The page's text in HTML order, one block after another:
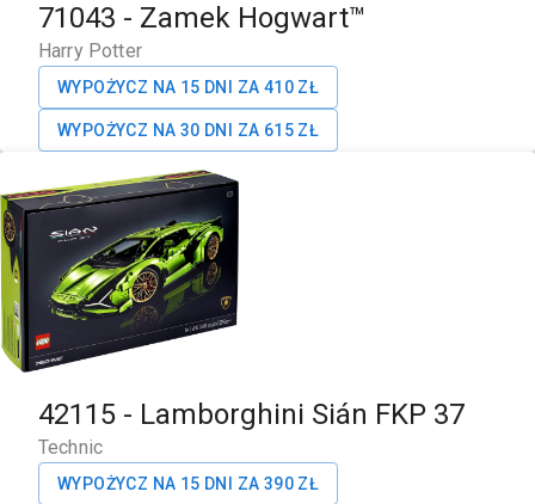
71043 - Zamek Hogwart™
Harry Potter
WYPOŻYCZ NA 15 DNI ZA 410 ZŁ
WYPOŻYCZ NA 30 DNI ZA 615 ZŁ
42115 - Lamborghini Sián FKP 37
Technic
WYPOŻYCZ NA 15 DNI ZA 390 ZŁ